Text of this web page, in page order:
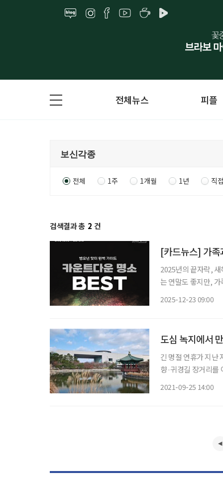
전체뉴스 피플
전체 1주 1개월 1년 직
검색결과 총 2 건
[카드뉴스] 가
2025년의 끝자락,
는 연말도 좋지만,
2025-12-23 09:00
도심 녹지에서
긴 명절 연휴가 지난
향·귀경길 장거리를
2021-09-25 14:00